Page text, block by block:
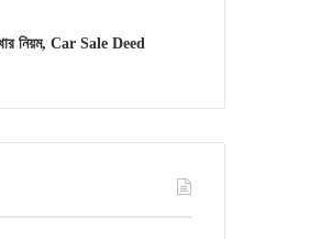
নিয়ম, Car Sale Deed